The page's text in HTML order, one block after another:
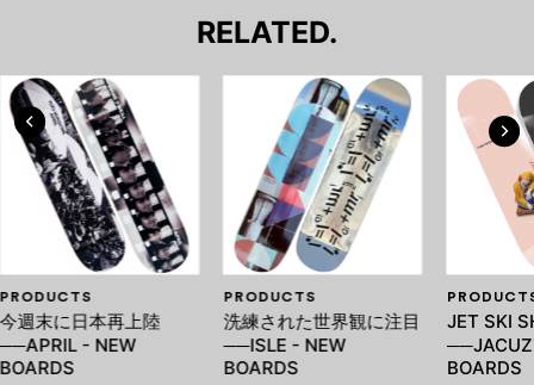
RELATED.
PRODUCTS
今週末に日本再上陸
──APRIL - NEW
BOARDS
PRODUCTS
洗練された世界観に注目
──ISLE - NEW
BOARDS
JET SKI
BOARDS